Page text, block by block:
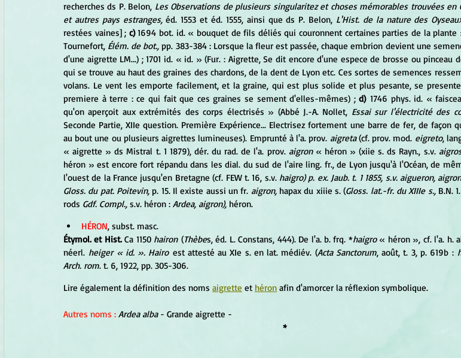
recherches ds P. Belon, Les Observations de plusieurs singularitez et choses mémorables trouvées en
et autres pays estranges, éd. 1553 et éd. 1555, ainsi que ds P. Belon, L'Hist. de la nature des
restées vaines] ; c) 1694 bot. id. « bouquet de fils déliés qui couronnent certaines parties de la plante
Tournefort, Élém. de bot., pp. 383-384 : Lorsque la fleur est passée, chaque embrion devient une
d'une aigrette LM...) ; 1701 id. « id. » (Fur. : Aigrette, Se dit encore d'une espece de brosse ou pinceau
qui se trouve au haut des graines des chardons, de la dent de Lyon etc. Ces sortes de semences
volans. Le vent les emporte facilement, et la graine, qui est plus solide et plus pesante, se
premiere à terre : ce qui fait que ces graines se sement d'elles-mêmes) ; d) 1746 phys. id. «
qu'on aperçoit aux extrémités des corps électrisés » (Abbé J.-A. Nollet, Essai sur l'électricité des
Seconde Partie, XIIe question. Première Expérience... Electrisez fortement une barre de fer, de façon
au bout une ou plusieurs aigrettes lumineuses). Emprunté à l'a. prov. aigreta (cf. prov. mod. eigreto,
« aigrette » ds Mistral t. 1 1879), dér. du rad. de l'a. prov. aigron « héron » (xiie s. ds Rayn., s.v.
héron » est encore fort répandu dans les dial. du sud de l'aire ling. fr., de Lyon jusqu'à l'Océan, de
l'ouest de la France jusqu'en Bretagne (cf. FEW t. 16, s.v. haigro) p. ex. Jaub. t. 1 1855, s.v. aigueron,
Gloss. du pat. Poitevin, p. 15. Il existe aussi un fr. aigron, hapax du xiiie s. (Gloss. lat.-fr. du XIIIe s., B.N.
rods Gdf. Compl., s.v. héron : Ardea, aigron), héron.
HÉRON, subst. masc.
Étymol. et Hist. Ca 1150 hairon (Thèbes, éd. L. Constans, 444). De l'a. b. frq. *haigro « héron », cf. l'a. h.
néerl. heiger « id. ». Hairo est attesté au XIe s. en lat. médiév. (Acta Sanctorum, août, t. 3, p. 619b :
Arch. rom. t. 6, 1922, pp. 305-306.
Lire également la définition des noms aigrette et héron afin d'amorcer la réflexion symbolique.
Autres noms : Ardea alba - Grande aigrette -
*